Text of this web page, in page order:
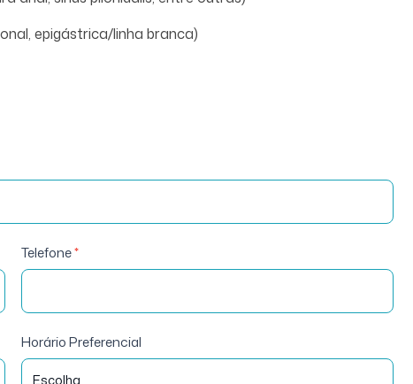
epigástrica/linha branca)
Telefone*
Horário Preferencial